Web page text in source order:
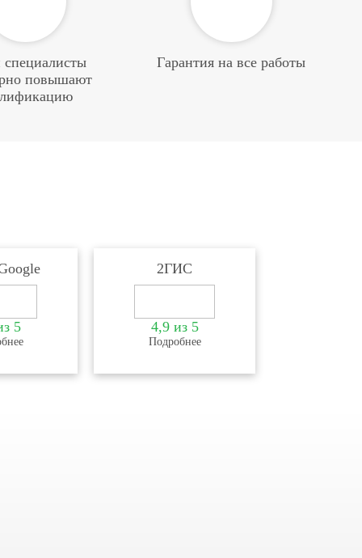
повышают
Гарантия на все работы
5
2ГИС
4,9 из 5
Подробнее